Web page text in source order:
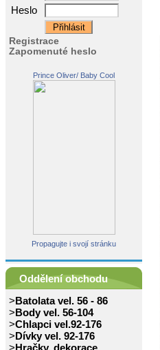
Heslo
Registrace
Zapomenuté heslo
Prince Oliver/ Baby Cool
Propagujte i svojí stránku
Oddělení obchodu
>Batolata vel. 56 - 86
>Body vel. 56-104
>Chlapci vel.92-176
>Dívky vel. 92-176
>Hračky, dekorace